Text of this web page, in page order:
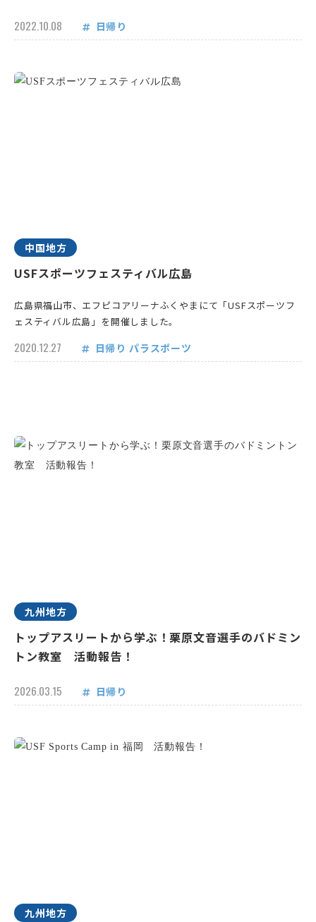
2022.10.08 日帰り
中国地方
USFスポーツフェスティバル広島
広島県福山市、エフピコアリーナふくやまにて「USFスポーツフ
ェスティバル広島」を開催しました。
2020.12.27 日帰り パラスポーツ
九州地方
トップアスリートから学ぶ！栗原文音選手のバドミン
トン教室 活動報告！
2026.03.15 日帰り
九州地方